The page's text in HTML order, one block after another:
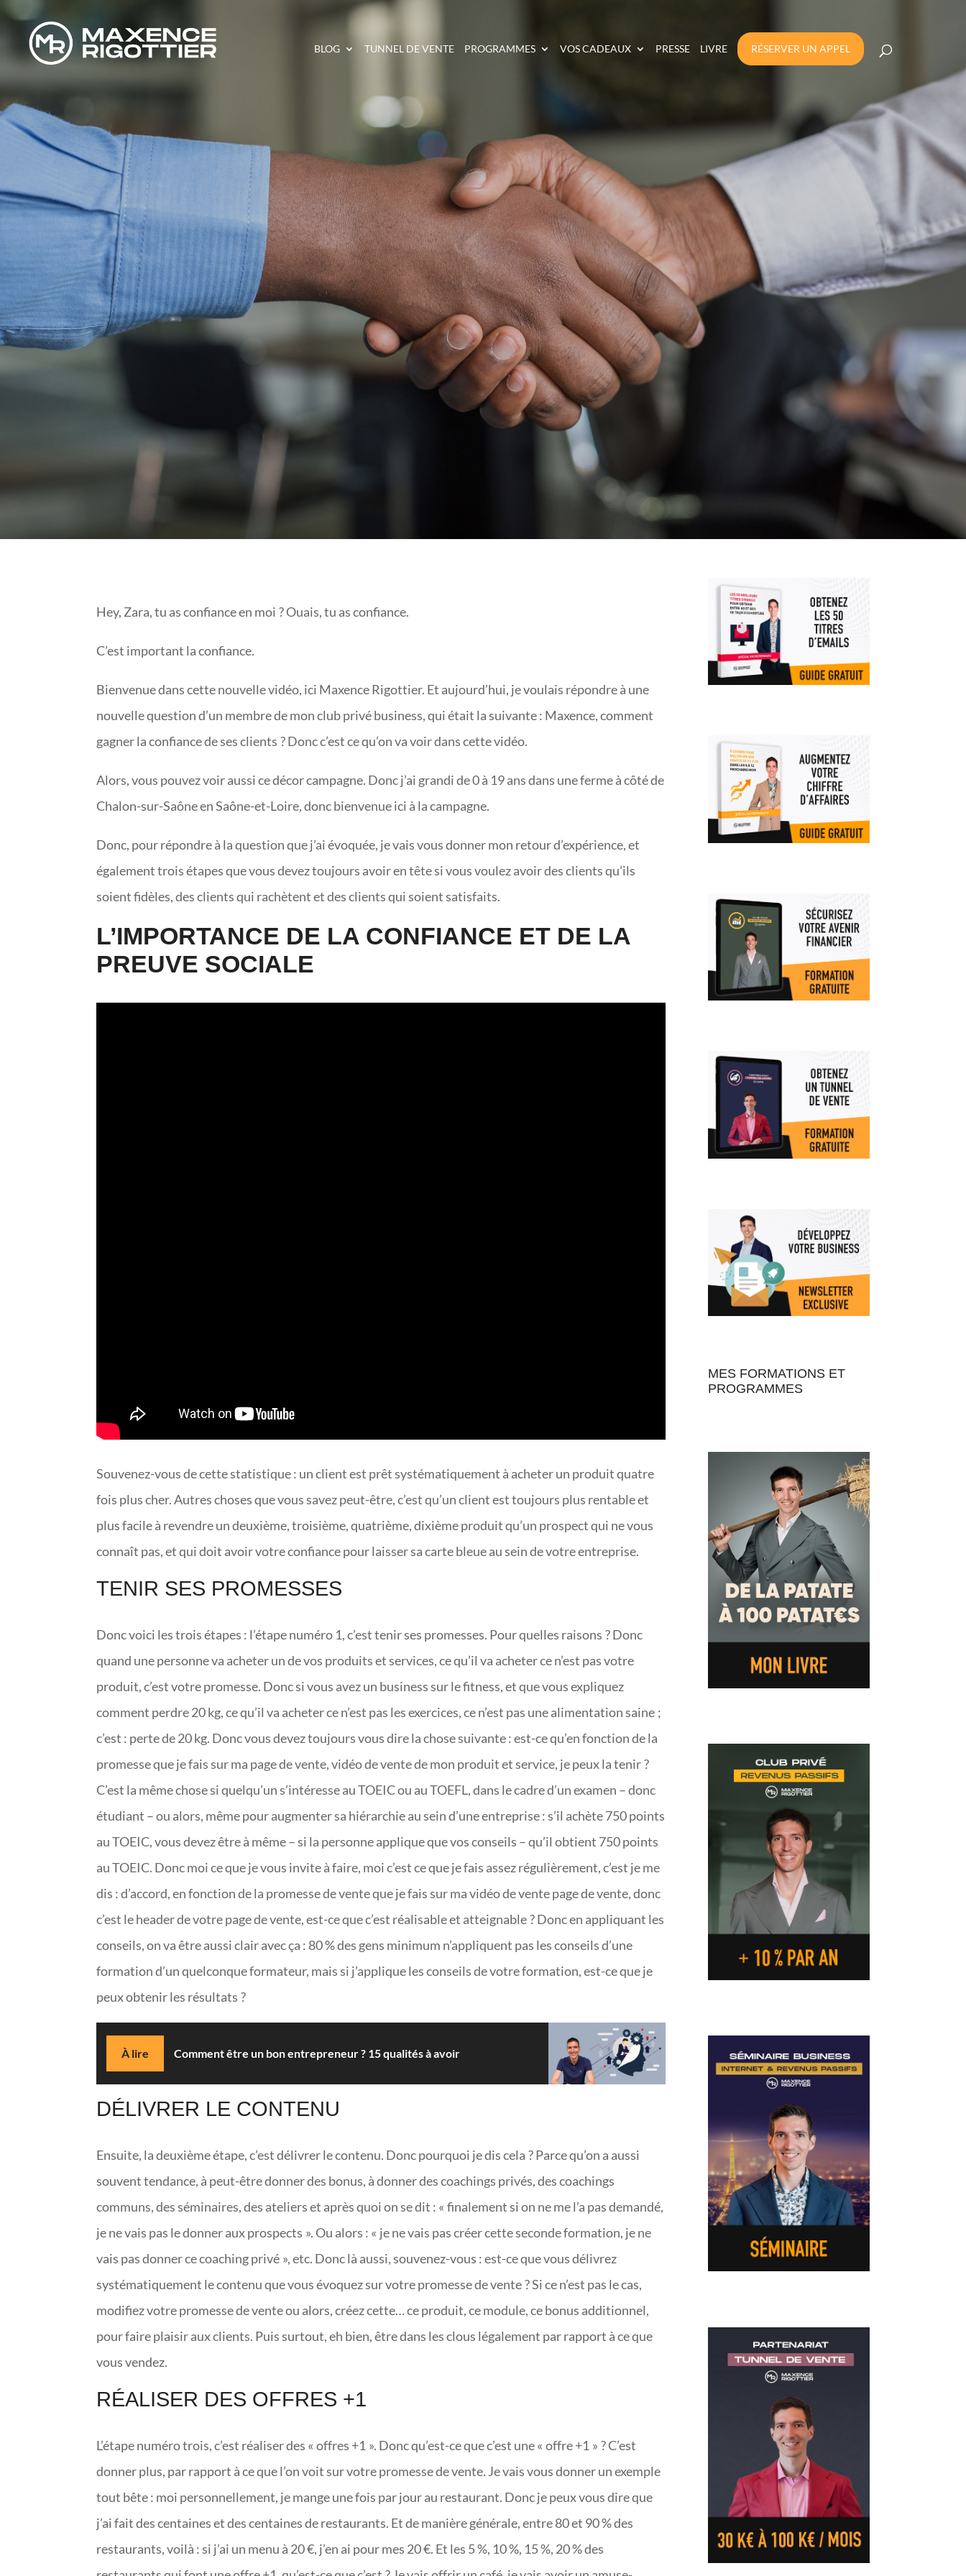
BLOG TUNNEL DE VENTE PROGRAMMES VOS CADEAUX PRESSE LIVRE RÉSERVER UN APPEL
COMMENT FAIRE POUR GAGNER LA CONFIANCE
DE VOS CLIENTS ?
Hey, Zara, tu as confiance en moi ? Ouais, tu as confiance.
C’est important la confiance.
Bienvenue dans cette nouvelle vidéo, ici Maxence Rigottier. Et aujourd’hui, je voulais répondre à une
nouvelle question d’un membre de mon club privé business, qui était la suivante : Maxence, comment
gagner la confiance de ses clients ? Donc c’est ce qu’on va voir dans cette vidéo.
Alors, vous pouvez voir aussi ce décor campagne. Donc j’ai grandi de 0 à 19 ans dans une ferme à côté de
Chalon-sur-Saône en Saône-et-Loire, donc bienvenue ici à la campagne.
Donc, pour répondre à la question que j’ai évoquée, je vais vous donner mon retour d’expérience, et
également trois étapes que vous devez toujours avoir en tête si vous voulez avoir des clients qu’ils
soient fidèles, des clients qui rachètent et des clients qui soient satisfaits.
L’IMPORTANCE DE LA CONFIANCE ET DE LA
PREUVE SOCIALE
Souvenez-vous de cette statistique : un client est prêt systématiquement à acheter un produit quatre
fois plus cher. Autres choses que vous savez peut-être, c’est qu’un client est toujours plus rentable et
plus facile à revendre un deuxième, troisième, quatrième, dixième produit qu’un prospect qui ne vous
connaît pas, et qui doit avoir votre confiance pour laisser sa carte bleue au sein de votre entreprise.
TENIR SES PROMESSES
Donc voici les trois étapes : l’étape numéro 1, c’est tenir ses promesses. Pour quelles raisons ? Donc
quand une personne va acheter un de vos produits et services, ce qu’il va acheter ce n’est pas votre
produit, c’est votre promesse. Donc si vous avez un business sur le fitness, et que vous expliquez
comment perdre 20 kg, ce qu’il va acheter ce n’est pas les exercices, ce n’est pas une alimentation saine ;
c’est : perte de 20 kg. Donc vous devez toujours vous dire la chose suivante : est-ce qu’en fonction de la
promesse que je fais sur ma page de vente, vidéo de vente de mon produit et service, je peux la tenir ?
C’est la même chose si quelqu’un s’intéresse au TOEIC ou au TOEFL, dans le cadre d’un examen – donc
étudiant – ou alors, même pour augmenter sa hiérarchie au sein d’une entreprise : s’il achète 750 points
au TOEIC, vous devez être à même – si la personne applique que vos conseils – qu’il obtient 750 points
au TOEIC. Donc moi ce que je vous invite à faire, moi c’est ce que je fais assez régulièrement, c’est je me
dis : d’accord, en fonction de la promesse de vente que je fais sur ma vidéo de vente page de vente, donc
c’est le header de votre page de vente, est-ce que c’est réalisable et atteignable ? Donc en appliquant les
conseils, on va être aussi clair avec ça : 80 % des gens minimum n’appliquent pas les conseils d’une
formation d’un quelconque formateur, mais si j’applique les conseils de votre formation, est-ce que je
peux obtenir les résultats ?
À lire Comment être un bon entrepreneur ? 15 qualités à avoir
DÉLIVRER LE CONTENU
Ensuite, la deuxième étape, c’est délivrer le contenu. Donc pourquoi je dis cela ? Parce qu’on a aussi
souvent tendance, à peut-être donner des bonus, à donner des coachings privés, des coachings
communs, des séminaires, des ateliers et après quoi on se dit : « finalement si on ne me l’a pas demandé,
je ne vais pas le donner aux prospects ». Ou alors : « je ne vais pas créer cette seconde formation, je ne
vais pas donner ce coaching privé », etc. Donc là aussi, souvenez-vous : est-ce que vous délivrez
systématiquement le contenu que vous évoquez sur votre promesse de vente ? Si ce n’est pas le cas,
modifiez votre promesse de vente ou alors, créez cette… ce produit, ce module, ce bonus additionnel,
pour faire plaisir aux clients. Puis surtout, eh bien, être dans les clous légalement par rapport à ce que
vous vendez.
RÉALISER DES OFFRES +1
L’étape numéro trois, c’est réaliser des « offres +1 ». Donc qu’est-ce que c’est une « offre +1 » ? C’est
donner plus, par rapport à ce que l’on voit sur votre promesse de vente. Je vais vous donner un exemple
tout bête : moi personnellement, je mange une fois par jour au restaurant. Donc je peux vous dire que
j’ai fait des centaines et des centaines de restaurants. Et de manière générale, entre 80 et 90 % des
restaurants, voilà : si j’ai un menu à 20 €, j’en ai pour mes 20 €. Et les 5 %, 10 %, 15 %, 20 % des
MES FORMATIONS ET
PROGRAMMES